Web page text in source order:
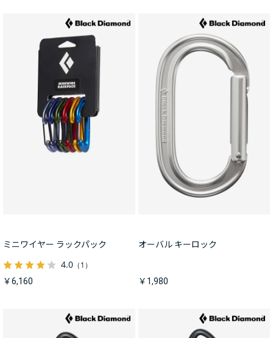
ミニワイヤー ラックパック
4.0 （1）
￥6,160
オーバル キーロック
￥1,980